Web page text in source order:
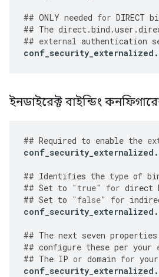
## ONLY needed for DIRECT
## The direct.bind .user .
## external authentication
conf_security_externalized .
ইনডাইরেক্ট বাইন্ডিং
## Required to enable the
conf_security_externalized .
## Identifies the type of
## Set to "true" for direct
## Set to "false" for
conf_security_externalized .
## The next seven properties
## configure these per your
## The IP or domain for your
conf_security_externalized .